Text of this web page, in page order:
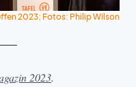
2023; Fotos: Philip Wilson
2023.